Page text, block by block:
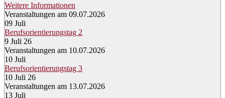
Weitere Informationen
Veranstaltungen am 09.07.2026
09 Juli
Berufsorientierungstag 2
9 Juli 26
Veranstaltungen am 10.07.2026
10 Juli
Berufsorientierungstag 3
10 Juli 26
Veranstaltungen am 13.07.2026
13 Juli